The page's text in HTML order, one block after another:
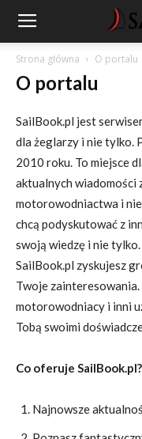
Strona główna O portalu
O portalu
SailBook.pl jest
dla żeglarzy i nie tylko.
2010 roku. To miejsce
aktualnych wiadomości
motorowodniactwa i
chcą podyskutować z
swoją wiedzę i nie
SailBook.pl zyskujesz
Twoje zainteresowania.
motorowodniacy i inni
Tobą swoimi
Co oferuje SailBook.pl?
Najnowsze